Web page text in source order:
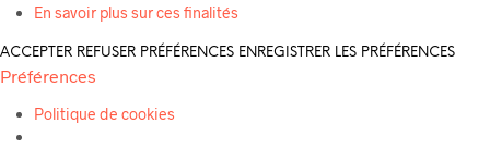
En savoir plus sur ces finalités
ACCEPTER REFUSER PRÉFÉRENCES ENREGISTRER LES PRÉFÉRENCES
Préférences
Politique de cookies